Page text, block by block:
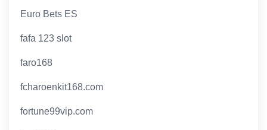
Euro Bets ES
fafa 123 slot
faro168
fcharoenkit168.com
fortune99vip.com